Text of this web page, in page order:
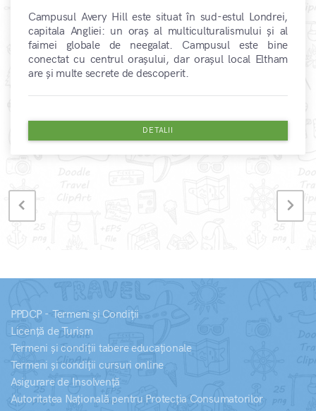
Campusul Avery Hill este situat în sud-estul Londrei,
capitala Angliei: un oraș al multiculturalismului și al
faimei globale de neegalat. Campusul este bine
conectat cu centrul orașului, dar orașul local Eltham
are și multe secrete de descoperit.
DETALII
PPDCP - Termeni și Condiții
Licență de Turism
Termeni și condiții tabere educaționale
Termeni și condiții cursuri online
Asigurare de Insolvență
Autoritatea Națională pentru Protecția Consumatorilor